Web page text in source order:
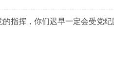
指挥，你们迟早一定会受党纪